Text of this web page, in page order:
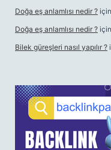
Doğa eş anlamlısı nedir ? için
Doğa eş anlamlısı nedir ? için
Bilek güreşleri nasıl yapılır ?